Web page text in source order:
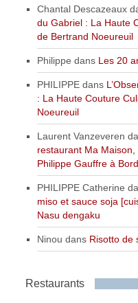
Chantal Descazeaux
du Gabriel : La Haute
de Bertrand Noeureuil
Philippe dans Les 20
PHILIPPE dans
: La Haute Couture
Noeureuil
Laurent Vanzeveren
restaurant Ma
Philippe Gauffre à
PHILIPPE Catherine
miso et sauce soja
Nasu dengaku
Ninou dans Risotto de
Restaurants